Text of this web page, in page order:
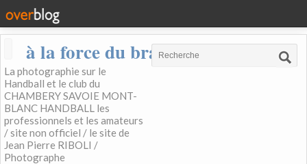
à la force du bras
La photographie sur le
Handball et le club du
CHAMBERY SAVOIE MONT-
BLANC HANDBALL les
professionnels et les amateurs
/ site non officiel / le site de
Jean Pierre RIBOLI /
Photographe